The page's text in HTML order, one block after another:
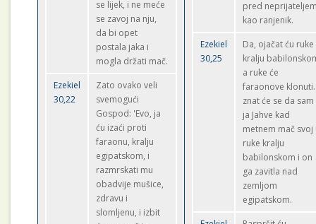
se lijek, i ne meće
se zavoj na nju,
da bi opet
postala jaka i
mogla držati mač.
Ezekiel
30,22
Zato ovako veli
svemogući
Gospod: 'Evo, ja
ću izaći proti
faraonu, kralju
egipatskom, i
razmrskati mu
obadvije mušice,
zdravu i
slomljenu, i izbit
pred
kao ranjenik.
Ezekiel
30,25
Da, ojačat ću ruke
kralju
a ruke će
faraonove
znat će se da sam
ja Jahve kad
metnem mač svoj
ruke kralju
babilonskom i on
ga zavitla nad
zemljom
egipatskom.